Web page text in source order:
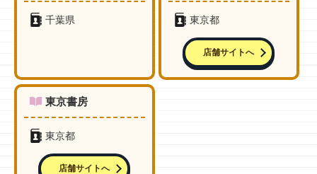
千葉県 東京都
店舗サイトへ
東京書房
東京都
店舗サイトへ